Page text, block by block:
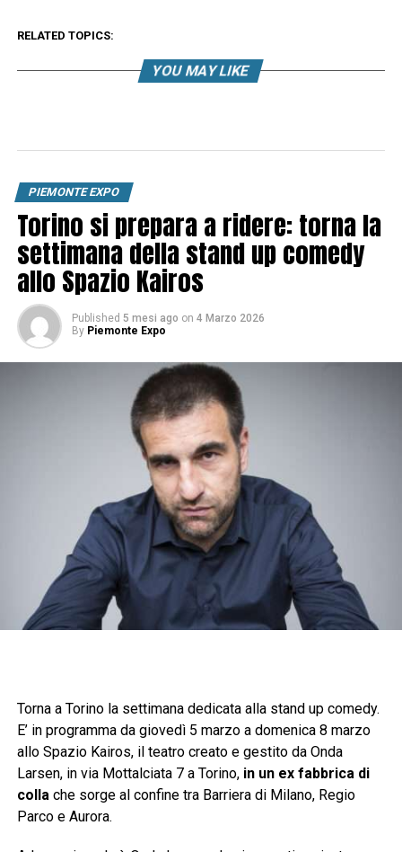
RELATED TOPICS:
YOU MAY LIKE
PIEMONTE EXPO
Torino si prepara a ridere: torna la
settimana della stand up comedy
allo Spazio Kairos
Published 5 mesi ago on 4 Marzo 2026
By Piemonte Expo
Torna a Torino la settimana dedicata alla stand up comedy.
E’ in programma da giovedì 5 marzo a domenica 8 marzo
allo Spazio Kairos, il teatro creato e gestito da Onda
Larsen, in via Mottalciata 7 a Torino, in un ex fabbrica di
colla che sorge al confine tra Barriera di Milano, Regio
Parco e Aurora.